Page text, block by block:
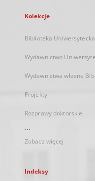
Kolekcje
Biblioteka Uniwersytecka
Wydawnictwo
Wydawnictwa własne
Projekty
Rozprawy doktorskie
...
Zobacz więcej
Indeksy